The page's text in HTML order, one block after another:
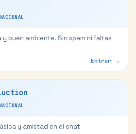
y buen ambiente. Sin spam ni faltas
Entrar →
y amistad en el chat